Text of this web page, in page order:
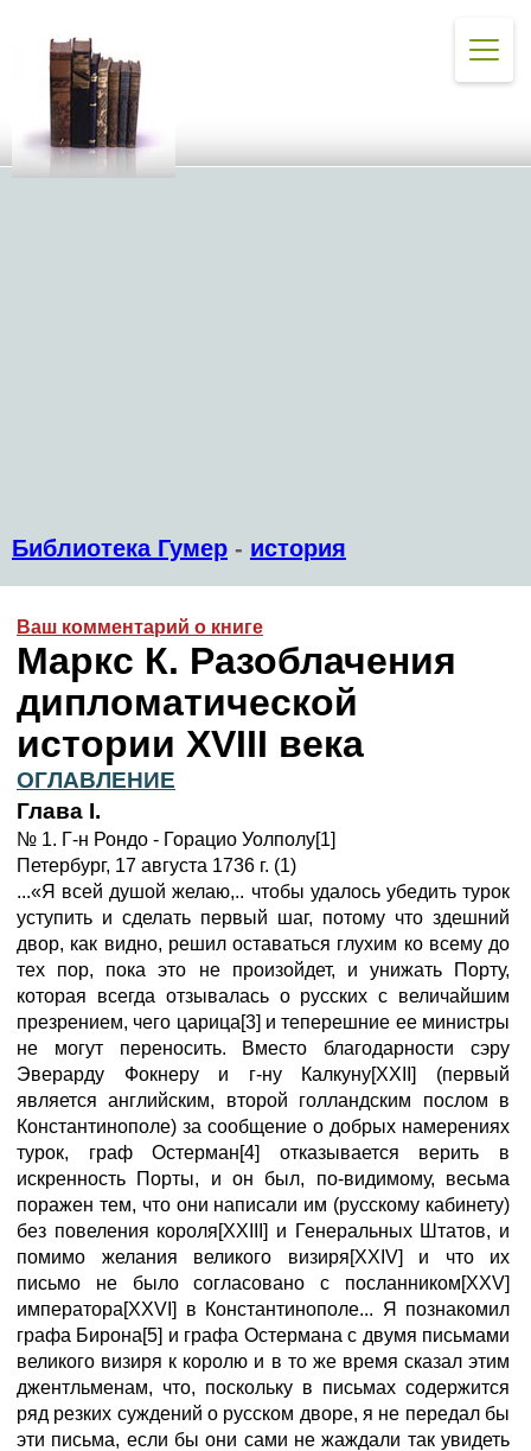
Библиотека Гумер - история
Ваш комментарий о книге
Маркс К. Разоблачения
дипломатической
истории XVIII века
ОГЛАВЛЕНИЕ
Глава I.
№ 1. Г-н Рондо - Горацио Уолполу[1]
Петербург, 17 августа 1736 г. (1)
...«Я всей душой желаю,.. чтобы удалось убедить турок
уступить и сделать первый шаг, потому что здешний
двор, как видно, решил оставаться глухим ко всему до
тех пор, пока это не произойдет, и унижать Порту,
которая всегда отзывалась о русских с величайшим
презрением, чего царица[3] и теперешние ее министры
не могут переносить. Вместо благодарности сэру
Эверарду Фокнеру и г-ну Калкуну[XXII] (первый
является английским, второй голландским послом в
Константинополе) за сообщение о добрых намерениях
турок, граф Остерман[4] отказывается верить в
искренность Порты, и он был, по-видимому, весьма
поражен тем, что они написали им (русскому кабинету)
без повеления короля[XXIII] и Генеральных Штатов, и
помимо желания великого визиря[XXIV] и что их
письмо не было согласовано с посланником[XXV]
императора[XXVI] в Константинополе... Я познакомил
графа Бирона[5] и графа Остермана с двумя письмами
великого визиря к королю и в то же время сказал этим
джентльменам, что, поскольку в письмах содержится
ряд резких суждений о русском дворе, я не передал бы
эти письма, если бы они сами не жаждали так увидеть